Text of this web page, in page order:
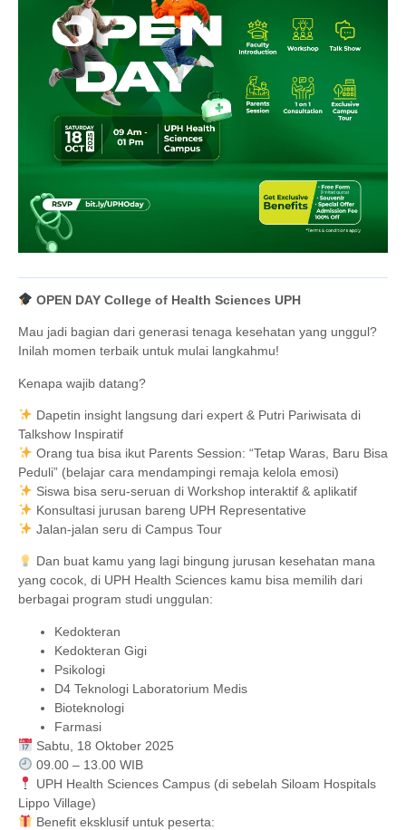
OPEN DAY College of Health Sciences UPH
Mau jadi bagian dari generasi tenaga kesehatan yang unggul?
Inilah momen terbaik untuk mulai langkahmu!
Kenapa wajib datang?
Dapetin insight langsung dari expert & Putri Pariwisata di
Talkshow Inspiratif
Orang tua bisa ikut Parents Session: “Tetap Waras, Baru Bisa
Peduli” (belajar cara mendampingi remaja kelola emosi)
Siswa bisa seru-seruan di Workshop interaktif & aplikatif
Konsultasi jurusan bareng UPH Representative
Jalan-jalan seru di Campus Tour
Dan buat kamu yang lagi bingung jurusan kesehatan mana
yang cocok, di UPH Health Sciences kamu bisa memilih dari
berbagai program studi unggulan:
Kedokteran
Kedokteran Gigi
Psikologi
D4 Teknologi Laboratorium Medis
Bioteknologi
Farmasi
Sabtu, 18 Oktober 2025
09.00 – 13.00 WIB
UPH Health Sciences Campus (di sebelah Siloam Hospitals
Lippo Village)
Benefit eksklusif untuk peserta: